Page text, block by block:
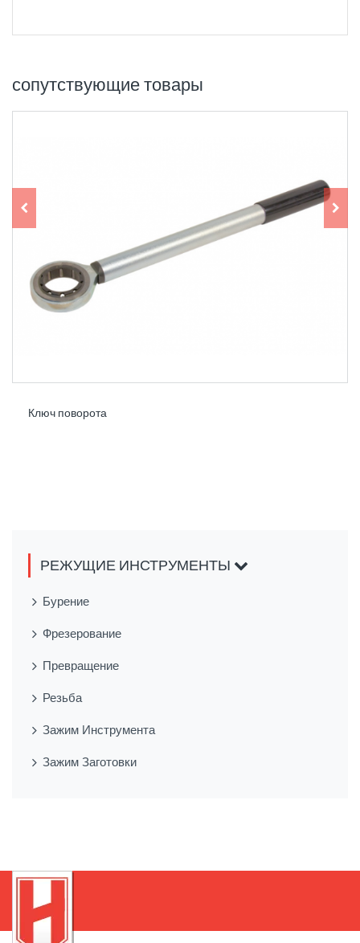
сопутствующие товары
Ключ поворота
РЕЖУЩИЕ ИНСТРУМЕНТЫ
Бурение
Фрезерование
Превращение
Резьба
Зажим Инструмента
Зажим Заготовки